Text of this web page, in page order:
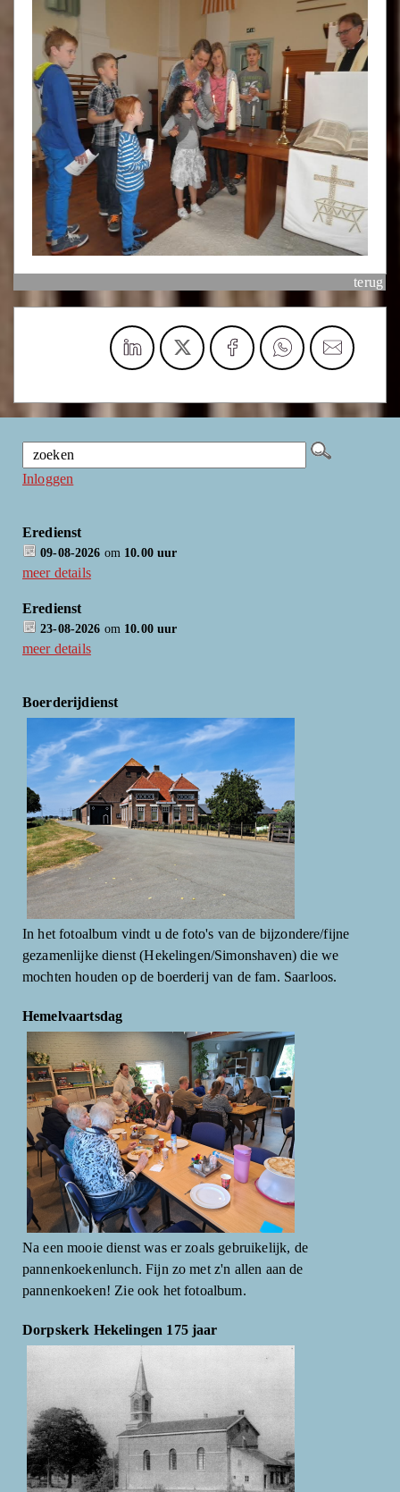
terug
Inloggen
Eredienst
09-08-2026 om 10.00 uur
meer details
Eredienst
23-08-2026 om 10.00 uur
meer details
Boerderijdienst
In het fotoalbum vindt u de foto's van de bijzondere/fijne
gezamenlijke dienst (Hekelingen/Simonshaven) die we
mochten houden op de boerderij van de fam. Saarloos.
Hemelvaartsdag
Na een mooie dienst was er zoals gebruikelijk, de
pannenkoekenlunch. Fijn zo met z'n allen aan de
pannenkoeken! Zie ook het fotoalbum.
Dorpskerk Hekelingen 175 jaar